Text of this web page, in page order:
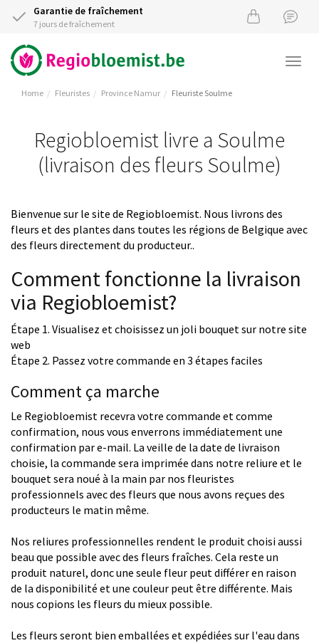
Garantie de fraîchement
7 jours de fraîchement
Home Fleuristes Province Namur Fleuriste Soulme
Regiobloemist livre a Soulme
(livraison des fleurs Soulme)
Bienvenue sur le site de Regiobloemist. Nous livrons des
fleurs et des plantes dans toutes les régions de Belgique avec
des fleurs directement du producteur..
Comment fonctionne la livraison
via Regiobloemist?
Étape 1. Visualisez et choisissez un joli bouquet sur notre site
web
Étape 2. Passez votre commande en 3 étapes faciles
Comment ça marche
Le Regiobloemist recevra votre commande et comme
confirmation, nous vous enverrons immédiatement une
confirmation par e-mail. La veille de la date de livraison
choisie, la commande sera imprimée dans notre reliure et le
bouquet sera noué à la main par nos fleuristes
professionnels avec des fleurs que nous avons reçues des
producteurs le matin même.
Nos reliures professionnelles rendent le produit choisi aussi
beau que possible avec des fleurs fraîches. Cela reste un
produit naturel, donc une seule fleur peut différer en raison
de la disponibilité et une couleur peut être différente. Mais
nous copions les fleurs du mieux possible.
Les fleurs seront bien emballées et expédiées sur l'eau dans